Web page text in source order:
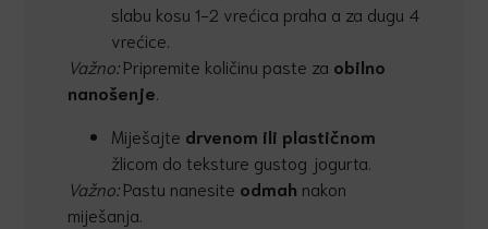
slabu kosu 1-2 vrećica praha a za dugu 4
vrećice.
Važno:Pripremite količinu paste za obilno
nanošenje
Miješajte drvenom ili plastičnom
žlicom do teksture gustog jogurta.
Važno:Pastu nanesite odmah nakon
miješanja.